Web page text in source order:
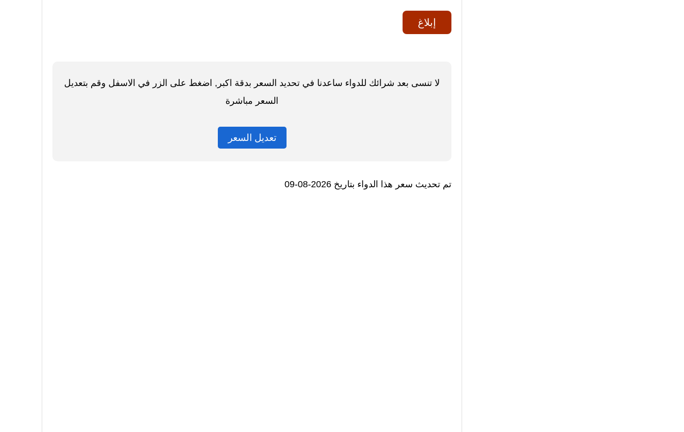
إبلاغ
لا تنسى بعد شرائك للدواء ساعدنا في تحديد السعر بدقة اكبر, اضغط على الزر في الاسفل وقم بتعديل
السعر مباشرة
تعديل السعر
تم تحديث سعر هذا الدواء بتاريخ 2026-08-09